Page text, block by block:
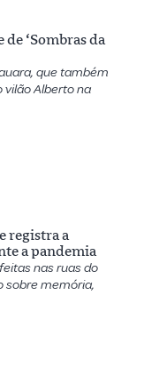
‘Sombras da
que também
Alberto na
registra a
a pandemia
nas ruas do
sobre memória,